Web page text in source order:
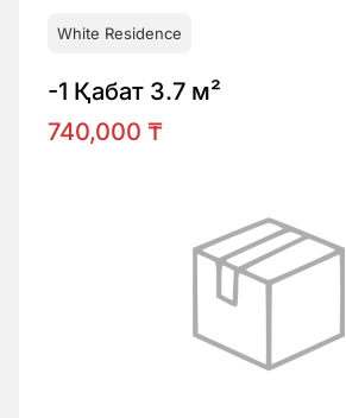
White Residence
-1 Қабат 3.7 м²
740,000 ₸